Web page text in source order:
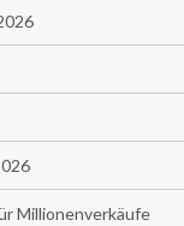
Millionenverkäufe